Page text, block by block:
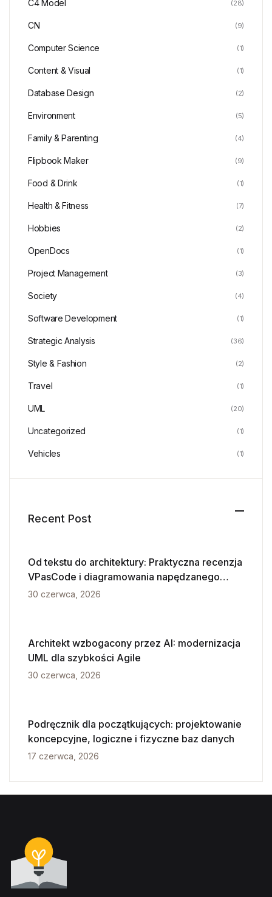
C4 Model (28)
CN (9)
Computer Science (1)
Content & Visual (1)
Database Design (2)
Environment (5)
Family & Parenting (4)
Flipbook Maker (9)
Food & Drink (1)
Health & Fitness (7)
Hobbies (2)
OpenDocs (1)
Project Management (3)
Society (4)
Software Development (1)
Strategic Analysis (36)
Style & Fashion (2)
Travel (1)
UML (20)
Uncategorized (1)
Vehicles (1)
Recent Post
Od tekstu do architektury: Praktyczna recenzja
VPasCode i diagramowania napędzanego
przez AI
30 czerwca, 2026
Architekt wzbogacony przez AI: modernizacja
UML dla szybkości Agile
30 czerwca, 2026
Podręcznik dla początkujących: projektowanie
koncepcyjne, logiczne i fizyczne baz danych
17 czerwca, 2026